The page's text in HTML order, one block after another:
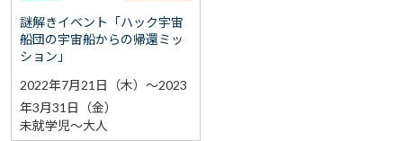
再検索をする
謎解きイベント「ハック宇宙
船団の宇宙船からの帰還ミッ
ション」
2022年7月21日（木）～2023
年3月31日（金）
未就学児～大人